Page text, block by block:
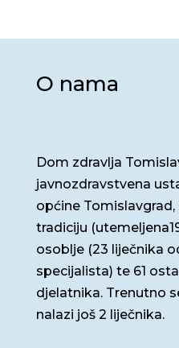
O nama
Dom zdravlja
javnozdravstvena
općine
tradiciju
osoblje (23 liječnika
specijalista) te 61
djelatnika. Trenutno
nalazi još 2 liječnika.